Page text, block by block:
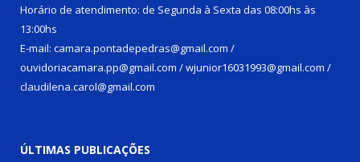
Horário de atendimento: de Segunda à Sexta das 08:00hs às
13:00hs
E-mail: camara.pontadepedras@gmail.com /
ouvidoriacamara.pp@gmail.com / wjunior16031993@gmail.com /
claudilena.carol@gmail.com
ÚLTIMAS PUBLICAÇÕES